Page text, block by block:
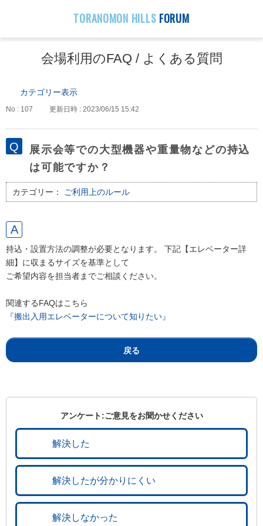
TORANOMON HILLS FORUM
会場利用のFAQ / よくある質問
カテゴリー表示
No : 107 更新日時 : 2023/06/15 15:42
展示会等での大型機器や重量物などの持込
は可能ですか？
カテゴリー： ご利用上のルール
持込・設置方法の調整が必要となります。 下記【エレベーター詳
細】に収まるサイズを基準として
ご希望内容を担当者までご相談ください。
関連するFAQはこちら
『搬出入用エレベーターについて知りたい』
戻る
アンケート:ご意見をお聞かせください
解決した
解決したが分かりにくい
解決しなかった